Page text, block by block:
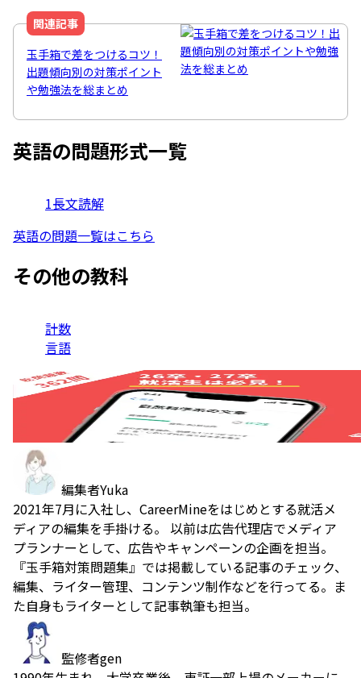
関連記事
玉手箱で差をつけるコツ！
出題傾向別の対策ポイント
や勉強法を総まとめ
英語の問題形式一覧
1長文読解
英語の問題一覧はこちら
その他の教科
計数
言語
編集者Yuka
2021年7月に入社し、CareerMineをはじめとする就活メ
ディアの編集を手掛ける。 以前は広告代理店でメディア
プランナーとして、広告やキャンペーンの企画を担当。
『玉手箱対策問題集』では掲載している記事のチェック、
編集、ライター管理、コンテンツ制作などを行ってる。ま
た自身もライターとして記事執筆も担当。
監修者gen